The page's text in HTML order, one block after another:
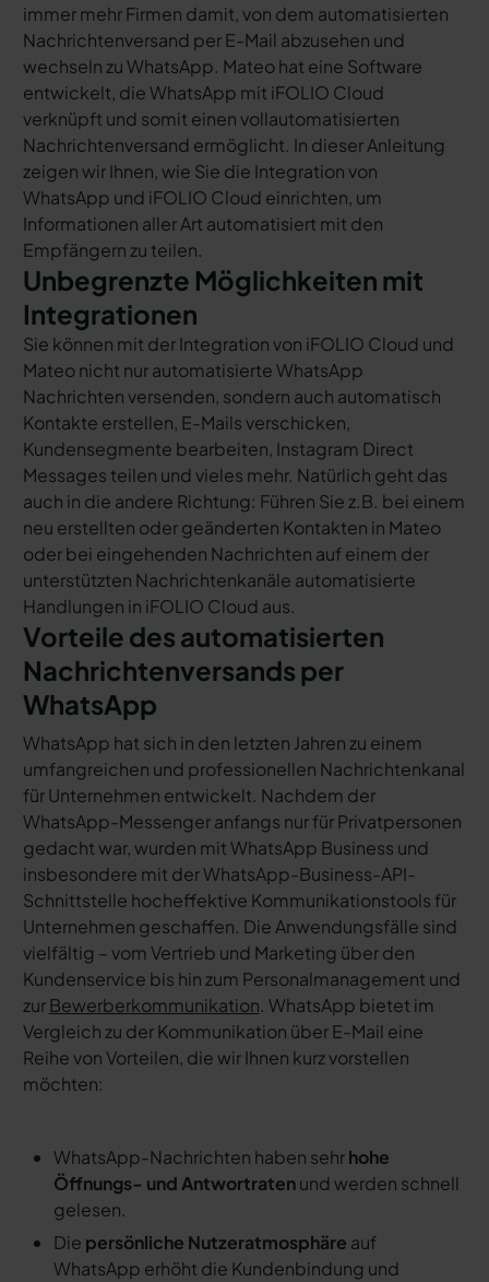
immer mehr Firmen damit, von dem automatisierten
Nachrichtenversand per E-Mail abzusehen und
wechseln zu WhatsApp. Mateo hat eine Software
entwickelt, die WhatsApp mit iFOLIO Cloud
verknüpft und somit einen vollautomatisierten
Nachrichtenversand ermöglicht. In dieser Anleitung
zeigen wir Ihnen, wie Sie die Integration von
WhatsApp und iFOLIO Cloud einrichten, um
Informationen aller Art automatisiert mit den
Empfängern zu teilen.
Unbegrenzte Möglichkeiten mit
Integrationen
Sie können mit der Integration von iFOLIO Cloud und
Mateo nicht nur automatisierte WhatsApp
Nachrichten versenden, sondern auch automatisch
Kontakte erstellen, E-Mails verschicken,
Kundensegmente bearbeiten, Instagram Direct
Messages teilen und vieles mehr. Natürlich geht das
auch in die andere Richtung: Führen Sie z.B. bei einem
neu erstellten oder geänderten Kontakten in Mateo
oder bei eingehenden Nachrichten auf einem der
unterstützten Nachrichtenkanäle automatisierte
Handlungen in iFOLIO Cloud aus.
Vorteile des automatisierten
Nachrichtenversands per
WhatsApp
WhatsApp hat sich in den letzten Jahren zu einem
umfangreichen und professionellen Nachrichtenkanal
für Unternehmen entwickelt. Nachdem der
WhatsApp-Messenger anfangs nur für Privatpersonen
gedacht war, wurden mit WhatsApp Business und
insbesondere mit der WhatsApp-Business-API-
Schnittstelle hocheffektive Kommunikationstools für
Unternehmen geschaffen. Die Anwendungsfälle sind
vielfältig – vom Vertrieb und Marketing über den
Kundenservice bis hin zum Personalmanagement und
zurBewerberkommunikation. WhatsApp bietet im
Vergleich zu der Kommunikation über E-Mail eine
Reihe von Vorteilen, die wir Ihnen kurz vorstellen
möchten:
WhatsApp-Nachrichten haben sehrhohe
Öffnungs- und Antwortratenund werden schnell
gelesen.
Die persönliche Nutzeratmosphäre auf
WhatsApp erhöht die Kundenbindung und